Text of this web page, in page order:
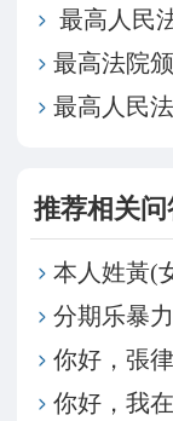
推荐相关问